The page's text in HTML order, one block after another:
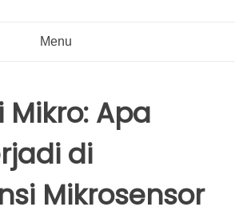
Menu
Mikro: Apa
di
Mikrosensor